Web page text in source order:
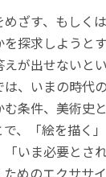
ざす、もしく
を探求しようと
が出せないと
、いまの時代
条件、美術史
、「絵を描く
「いま必要とさ
めのエクササ